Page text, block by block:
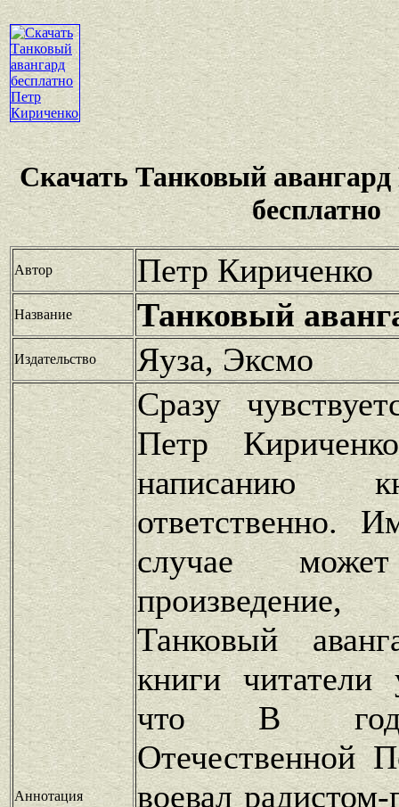
Скачать Танковый
бесплатно
Автор Петр Кириченко
Название Танковый
Издательство Яуза, Эксмо
Аннотация
Сразу
Петр
написанию
ответственно.
случае
Танковый
книги
что В
Отечественной
воевал